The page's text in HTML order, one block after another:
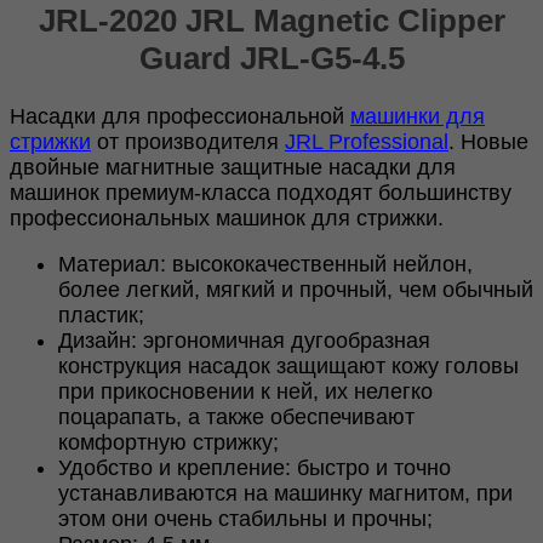
JRL
G5-
4.5
JRL-2020 JRL Magnetic Clipper
Guard JRL-G5-4.5
Насадки для профессиональной машинки для
стрижки от производителя JRL Professional. Новые
двойные магнитные защитные насадки для
машинок премиум-класса подходят большинству
профессиональных машинок для стрижки.
Материал: высококачественный нейлон,
более легкий, мягкий и прочный, чем обычный
пластик;
Дизайн: эргономичная дугообразная
конструкция насадок защищают кожу головы
при прикосновении к ней, их нелегко
поцарапать, а также обеспечивают
комфортную стрижку;
Удобство и крепление: быстро и точно
устанавливаются на машинку магнитом, при
этом они очень стабильны и прочны;